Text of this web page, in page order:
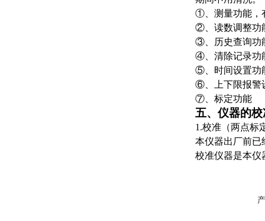
①、测量功能，
②、读数调整功
③、历史查询功
④、清除记录功
⑤、时间设置功
⑥、上下限报警
⑦、标定功能
五、仪器的
1.校准（两点标
本仪器出厂前已
校准仪器是本仪